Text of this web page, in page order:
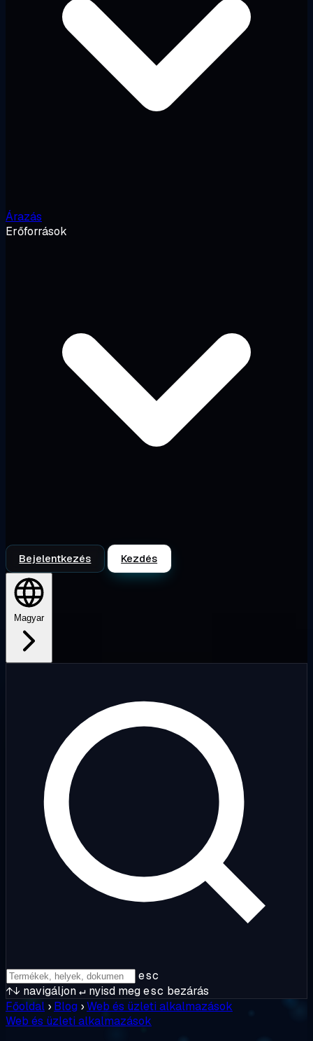
Árazás
Erőforrások
Bejelentkezés Kezdés
Magyar
esc
↑↓ navigáljon↵ nyisd megesc bezárás
Főoldal › Blog ›Web és üzleti alkalmazások
Web és üzleti alkalmazások